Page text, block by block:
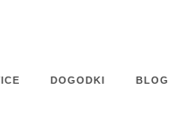
DOGODKI BLOG